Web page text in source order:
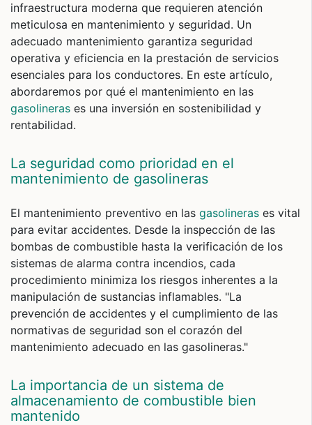
infraestructura moderna que requieren atención
meticulosa en mantenimiento y seguridad. Un
adecuado mantenimiento garantiza seguridad
operativa y eficiencia en la prestación de servicios
esenciales para los conductores. En este artículo,
abordaremos por qué el mantenimiento en las
gasolineras es una inversión en sostenibilidad y
rentabilidad.
La seguridad como prioridad en el
mantenimiento de gasolineras
El mantenimiento preventivo en las gasolineras es vital
para evitar accidentes. Desde la inspección de las
bombas de combustible hasta la verificación de los
sistemas de alarma contra incendios, cada
procedimiento minimiza los riesgos inherentes a la
manipulación de sustancias inflamables. "La
prevención de accidentes y el cumplimiento de las
normativas de seguridad son el corazón del
mantenimiento adecuado en las gasolineras."
La importancia de un sistema de
almacenamiento de combustible bien
mantenido